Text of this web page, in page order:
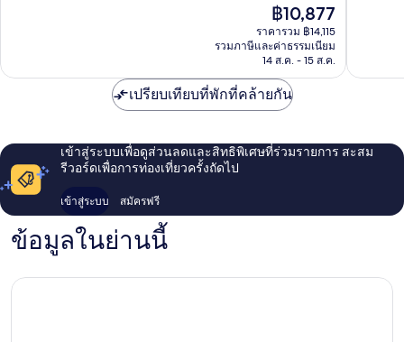
ค
ตัน
รีวิว
ราคา
ปัจจุบัน
คือ
฿10,877
฿10,877
ราคารวม ฿14,115
รวมภาษีและค่าธรรมเนียม
14 ส.ค. - 15 ส.ค.
เปรียบเทียบที่พักที่คล้ายกัน
เข้าสู่ระบบเพื่อดูส่วนลดและสิทธิพิเศษที่ร่วมรายการ สะสม
รีวอร์ดเพื่อการท่องเที่ยวครั้งถัดไป
เข้าสู่ระบบ สมัครฟรี
ข้อมูลในย่านนี้